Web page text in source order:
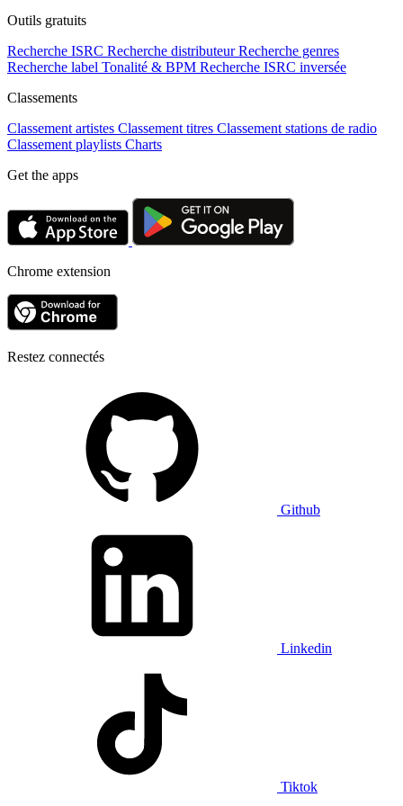
Outils gratuits
Recherche ISRC Recherche distributeur Recherche genres
Recherche label Tonalité & BPM Recherche ISRC inversée
Classements
Classement artistes Classement titres Classement stations de radio
Classement playlists Charts
Get the apps
Chrome extension
Restez connectés
Github
Linkedin
Tiktok